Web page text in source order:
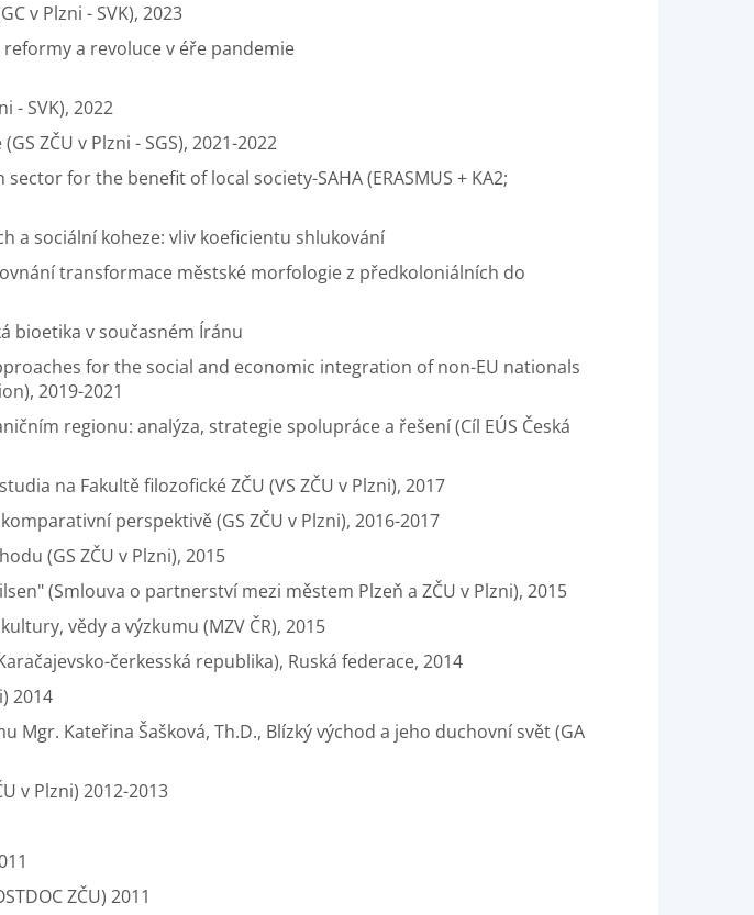
v Plzni - SVK), 2023
reformy a revoluce v éře pandemie
- SVK), 2022
ZČU v Plzni - SGS), 2021-2022
for the benefit of local society-SAHA (ERASMUS + KA2;
a sociální koheze: vliv koeficientu shlukování
transformace městské morfologie z předkoloniálních do
bioetika v současném Íránu
for the social and economic integration of non-EU nationals
2019-2021
regionu: analýza, strategie spolupráce a řešení (Cíl EÚS Česká
na Fakultě filozofické ZČU (VS ZČU v Plzni), 2017
perspektivě (GS ZČU v Plzni), 2016-2017
(GS ZČU v Plzni), 2015
(Smlouva o partnerství mezi městem Plzeň a ZČU v Plzni), 2015
vědy a výzkumu (MZV ČR), 2015
čerkesská republika), Ruská federace, 2014
2014
Kateřina Šašková, Th.D., Blízký východ a jeho duchovní svět (GA
v Plzni) 2012-2013
ZČU) 2011